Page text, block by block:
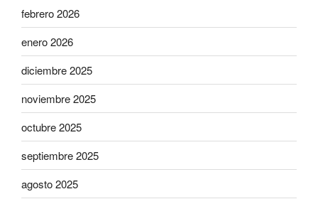
febrero 2026
enero 2026
diciembre 2025
noviembre 2025
octubre 2025
septiembre 2025
agosto 2025